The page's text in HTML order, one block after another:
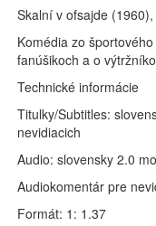
Skalní v ofsajde
Komédia zo
fanúšikoch a o
Technické informácie
Titulky/Subtitles:
nevidiacich
Audio: slovensky 2.0
Audiokomentár pre
Formát: 1: 1.37